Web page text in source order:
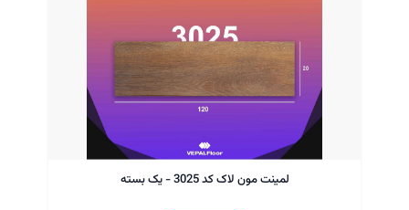
لمینت مون لاک کد 3025 - یک بسته